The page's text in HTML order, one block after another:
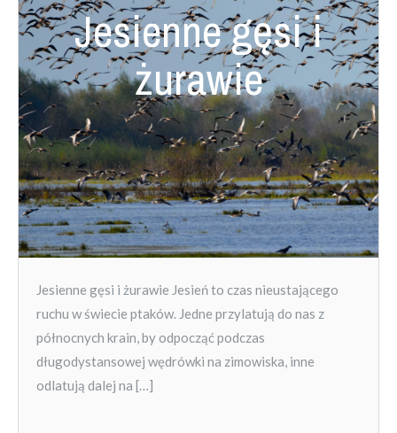
Jesienne gęsi i
żurawie
Jesienne gęsi i żurawie Jesień to czas nieustającego
ruchu w świecie ptaków. Jedne przylatują do nas z
północnych krain, by odpocząć podczas
długodystansowej wędrówki na zimowiska, inne
odlatują dalej na […]